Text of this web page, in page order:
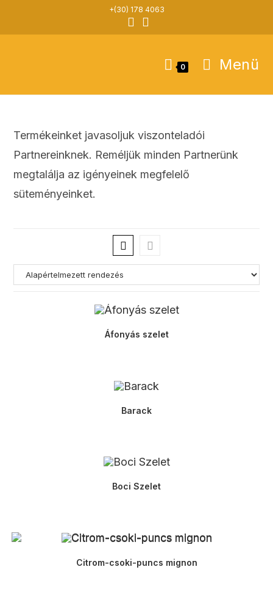
content
+(30) 178 4063
0 Menü
Termékeinket javasoljuk viszonteladói
Partnereinknek. Reméljük minden Partnerünk
megtalálja az igényeinek megfelelő
süteményeinket.
Áfonyás szelet
Barack
Boci Szelet
Citrom-csoki-puncs mignon